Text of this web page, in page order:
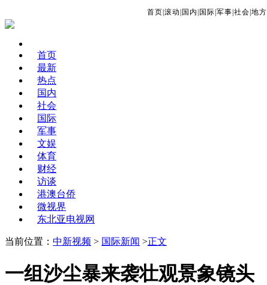
首页 滚动 国内 国际 军事 社会 地方
首页
最新
热点
国内
社会
国际
军事
文娱
体育
财经
访谈
港澳台侨
微视界
东北亚电视网
当前位置： 中新视频 > 国际新闻 >正文
一组沙尘暴来袭壮观景象镜头